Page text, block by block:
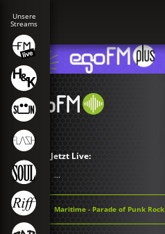
Jetzt Live:
...
Maritime - Parade of Punk Rock T-Shirts